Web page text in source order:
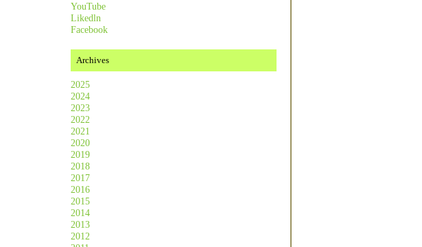
YouTube
Likedln
Facebook
Archives
2025
2024
2023
2022
2021
2020
2019
2018
2017
2016
2015
2014
2013
2012